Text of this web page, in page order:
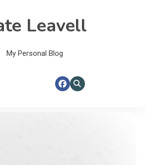
Leavell
My Personal Blog